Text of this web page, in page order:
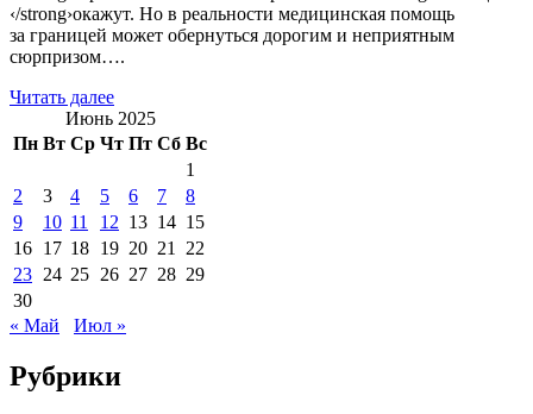
‹/strong›окажут. Но в реальности медицинская помощь
за границей может обернуться дорогим и неприятным
сюрпризом….
Читать далее
Июнь 2025
Пн Вт Ср Чт Пт Сб Вс
1
2
3 4 5 6 7
8
9
10 11 12 13 14 15
16 17 18 19 20 21
22
23 24 25 26 27 28 29
30
« Май
Июл »
Рубрики